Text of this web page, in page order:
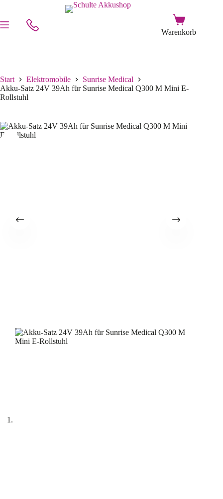
Start Elektromobile
Sunrise Medical
Akku-Satz 24V 39Ah für Sunrise Medical Q300 M Mini E-
Rollstuhl